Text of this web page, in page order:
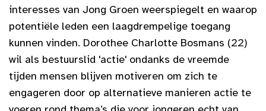
interesses van Jong Groen weerspiegelt en waarop
potentiële leden een laagdrempelige toegang
kunnen vinden. Dorothee Charlotte Bosmans (22)
wil als bestuurslid 'actie' ondanks de vreemde
tijden mensen blijven motiveren om zich te
engageren door op alternatieve manieren actie te